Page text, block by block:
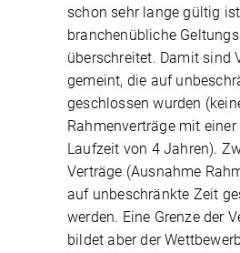
schon sehr lange gültig
branchenübliche
überschreitet. Damit sind
gemeint, die auf
geschlossen wurden
Rahmenverträge mit
Laufzeit von 4 Jahren).
Verträge (Ausnahme
auf unbeschränkte Zeit
werden. Eine Grenze der
bildet aber der